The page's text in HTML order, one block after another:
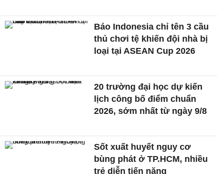
Báo Indonesia chỉ tên 3 cầu
thủ chơi tệ khiến đội nhà bị
loại tại ASEAN Cup 2026
20 trường đại học dự kiến
lịch công bố điểm chuẩn
2026, sớm nhất từ ngày 9/8
Sốt xuất huyết nguy cơ
bùng phát ở TP.HCM, nhiều
trẻ diễn tiến nặng